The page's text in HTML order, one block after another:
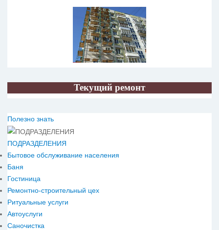
Текущий ремонт
Полезно знать
ПОДРАЗДЕЛЕНИЯ
Бытовое обслуживание населения
Баня
Гостиница
Ремонтно-строительный цех
Ритуальные услуги
Автоуслуги
Саночистка